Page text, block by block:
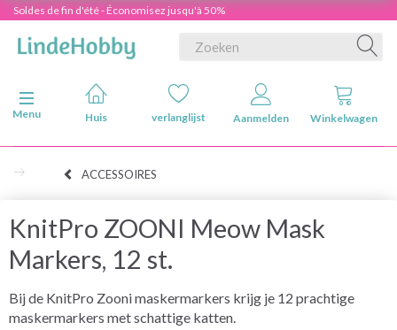
Soldes de fin d'été - Économisez jusqu'à 50%
Navigatie in-/uitschakelen
Menu
Huis verlanglijst Aanmelden Winkelwagen
ACCESSOIRES
KnitPro ZOONI Meow Mask
Markers, 12 st.
Bij de KnitPro Zooni maskermarkers krijg je 12 prachtige
maskermarkers met schattige katten.